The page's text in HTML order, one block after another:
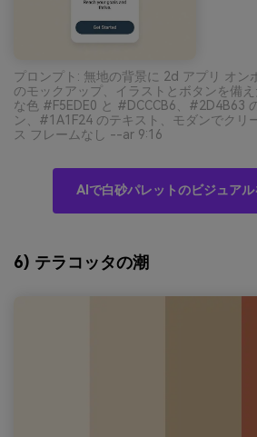
プロンプト: 無地の背景に 2d アプリ オン
のモックアップ、イラストとボタンを備
な色 #F5EDE0 と #DCCCB6、#2D4B63
ン、#1A1F24 のテキスト、モダンでクリ
ス フレームなし --ar 9:16
AIで白砂パレットのビジュア
6) テラコッタの潮